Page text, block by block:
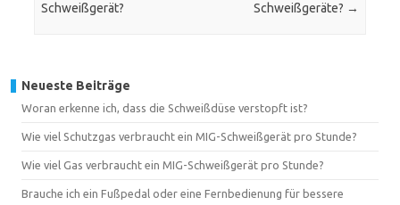
Schweißgerät?
Schweißgeräte? →
Neueste Beiträge
Woran erkenne ich, dass die Schweißdüse verstopft ist?
Wie viel Schutzgas verbraucht ein MIG-Schweißgerät pro Stunde?
Wie viel Gas verbraucht ein MIG-Schweißgerät pro Stunde?
Brauche ich ein Fußpedal oder eine Fernbedienung für bessere